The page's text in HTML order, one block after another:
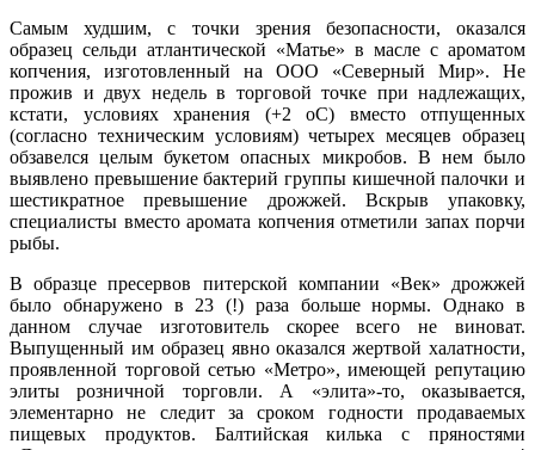
Самым худшим, с точки зрения безопасности, оказался
образец сельди атлантической «Матье» в масле с ароматом
копчения, изготовленный на ООО «Северный Мир». Не
прожив и двух недель в торговой точке при надлежащих,
кстати, условиях хранения (+2 оС) вместо отпущенных
(согласно техническим условиям) четырех месяцев образец
обзавелся целым букетом опасных микробов. В нем было
выявлено превышение бактерий группы кишечной палочки и
шестикратное превышение дрожжей. Вскрыв упаковку,
специалисты вместо аромата копчения отметили запах порчи
рыбы.
В образце пресервов питерской компании «Век» дрожжей
было обнаружено в 23 (!) раза больше нормы. Однако в
данном случае изготовитель скорее всего не виноват.
Выпущенный им образец явно оказался жертвой халатности,
проявленной торговой сетью «Метро», имеющей репутацию
элиты розничной торговли. А «элита»-то, оказывается,
элементарно не следит за сроком годности продаваемых
пищевых продуктов. Балтийская килька с пряностями